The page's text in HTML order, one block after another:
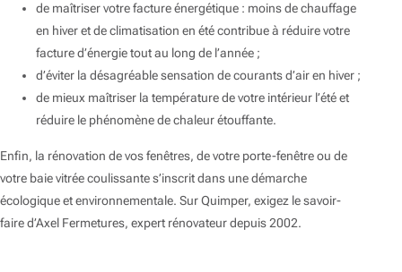
de maîtriser votre facture énergétique : moins de chauffage
en hiver et de climatisation en été contribue à réduire votre
facture d’énergie tout au long de l’année ;
d’éviter la désagréable sensation de courants d’air en hiver ;
de mieux maîtriser la température de votre intérieur l’été et
réduire le phénomène de chaleur étouffante.
Enfin, la rénovation de vos fenêtres, de votre porte-fenêtre ou de
votre baie vitrée coulissante s’inscrit dans une démarche
écologique et environnementale. Sur Quimper, exigez le savoir-
faire d’Axel Fermetures, expert rénovateur depuis 2002.